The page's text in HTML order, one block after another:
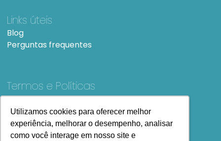
Utilizamos cookies para oferecer melhor
experiência, melhorar o desempenho, analisar
como você interage em nosso site e
Utilizamos cookies para oferecer melhor
experiência, melhorar o desempenho, analisar
como você interage em nosso site e
Links úteis
Blog
Perguntas frequentes
Termos e Políticas
Termos e condições de UsoSiteMap